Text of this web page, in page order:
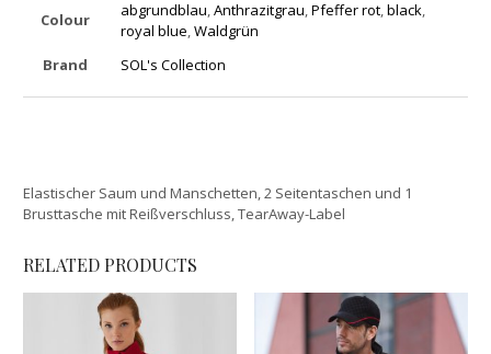
Colour abgrundblau ,Anthrazitgrau ,Pfeffer rot ,black
royal blue ,Waldgrün
Brand
SOL's Collection
Elastischer Saum und Manschetten, 2 Seitentaschen und 1
Brusttasche mit Reißverschluss, TearAway-Label
RELATED PRODUCTS